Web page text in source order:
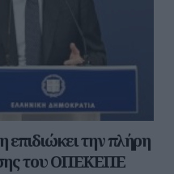
την πλήρη
του ΟΠΕΚΕΠΕ